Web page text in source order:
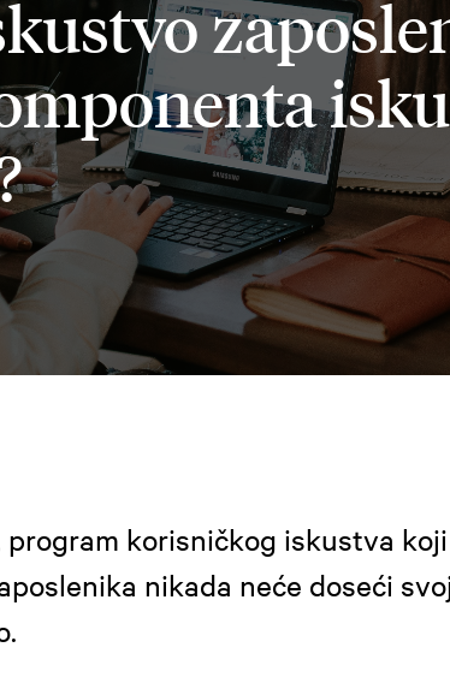
korisničkog iskustva
nikada neće doseći